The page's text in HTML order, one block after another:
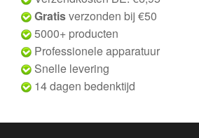
Gratisverzonden bij €50
5000+ producten
Professionele apparatuur
Snelle levering
14 dagen bedenktijd